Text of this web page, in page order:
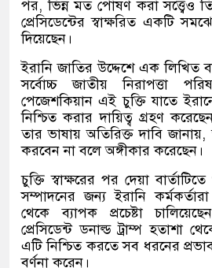
পর, ভিন্ন মত পোষণ করা সত্ত্বেও
প্রেসিডেন্টের স্বাক্ষরিত একটি
দিয়েছেন।
ইরানি জাতির উদ্দেশে এক লিখিত
সর্বোচ্চ জাতীয় নিরাপত্তা
পেজেশকিয়ান এই চুক্তি যাতে
নিশ্চিত করার দায়িত্ব গ্রহণ
তার ভাষায় অতিরিক্ত দাবি জানায়,
করবেন না বলে অঙ্গীকার করেছেন।
চুক্তি স্বাক্ষরের পর দেয়া
সম্পাদনের জন্য ইরানি
থেকে ব্যাপক প্রচেষ্টা
প্রেসিডেন্ট ডনাল্ড ট্রাম্প হতাশা
এটি নিশ্চিত করতে সব ধরনের
বর্ণনা করেন।